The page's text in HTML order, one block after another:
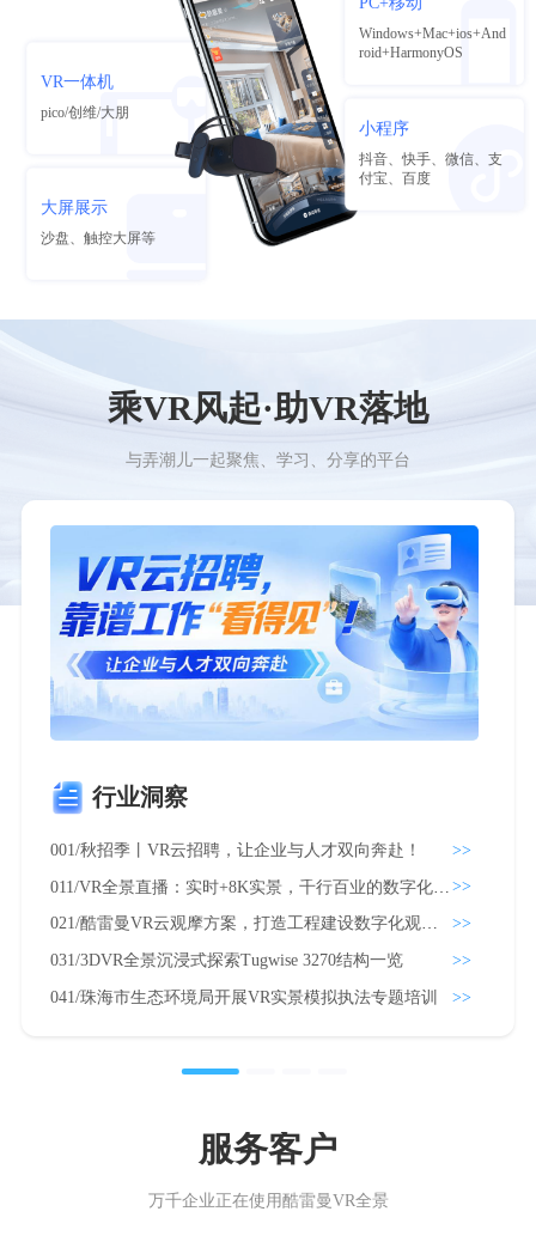
VR一体机
pico/创维/大朋
大屏展示
沙盘、触控大屏等
Windows+Mac+ios+And
roid+HarmonyOS
小程序
抖音、快手、微信、支
付宝、百度
乘VR风起·助VR落地
与弄潮儿一起聚焦、学习、分享的平台
行业洞察
001/秋招季丨VR云招聘，让企业与人才双向奔赴！ >>
>>
021/酷雷曼VR云观摩方案，打造工程建设数字化观摩新范式 >>
031/3DVR全景沉浸式探索Tugwise 3270结构一览 >>
041/珠海市生态环境局开展VR实景模拟执法专题培训 >>
服务客户
万千企业正在使用酷雷曼VR全景